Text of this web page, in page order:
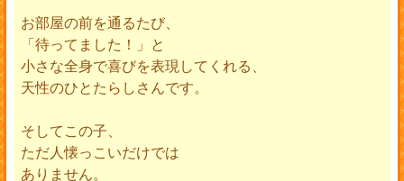
お部屋の前を通るたび、
「待ってました！」と
小さな全身で喜びを表現してくれる、
天性のひとたらしさんです。
そしてこの子、
ただ人懐っこいだけでは
ありません。